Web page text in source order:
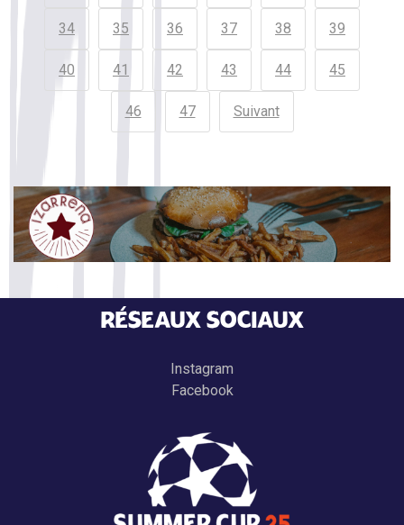
34 35 36 37 38 39
40 41 42 43 44 45
46 47 Suivant
RÉSEAUX SOCIAUX
Instagram
Facebook